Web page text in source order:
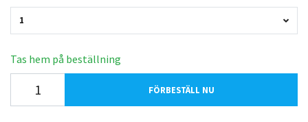
1
Tas hem på beställning
FÖRBESTÄLL NU